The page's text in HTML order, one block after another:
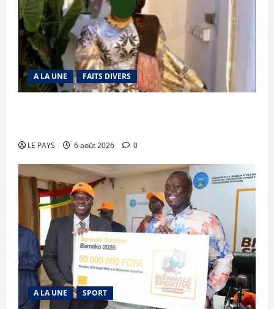
A LA UNE FAITS DIVERS
LE PAYS 6 août 2026 0
A LA UNE SPORT